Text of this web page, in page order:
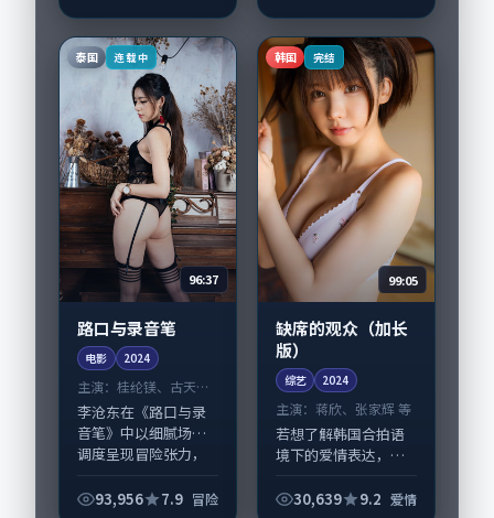
头。导演洪尚秀擅长
留白叙事，桂纶镁、
泰国 连载中
96:37
路口与录音笔
电影 2024
主演： 桂纶镁、古天乐
等
李沧东在《路口与录
音笔》中以细腻场面
调度呈现冒险张力，
的表演层次丰富。影
93,956 7.9 冒险
韩国 完结
99:05
缺席的观众（加长
版）
综艺 2024
主演： 蒋欣、张家辉 等
若想了解韩国合拍语
境下的爱情表达，
版）》值得关注：剧
30,639 9.2 爱情